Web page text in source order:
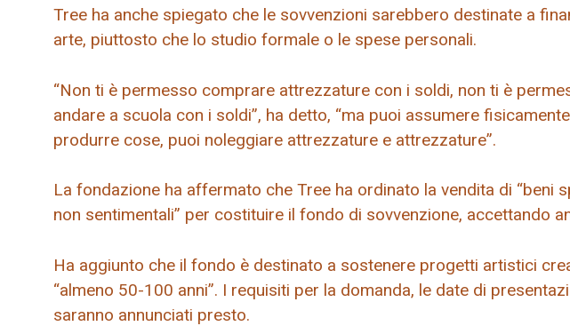
Tree ha anche spiegato che le sovvenzioni sarebbero destinate a
arte, piuttosto che lo studio formale o le spese personali.
“Non ti è permesso comprare attrezzature con i soldi, non ti è
andare a scuola con i soldi”, ha detto, “ma puoi assumere
produrre cose, puoi noleggiare attrezzature e attrezzature”.
La fondazione ha affermato che Tree ha ordinato la vendita di “beni
non sentimentali” per costituire il fondo di sovvenzione, accettando
Ha aggiunto che il fondo è destinato a sostenere progetti artistici
“almeno 50-100 anni”. I requisiti per la domanda, le date di
saranno annunciati presto.